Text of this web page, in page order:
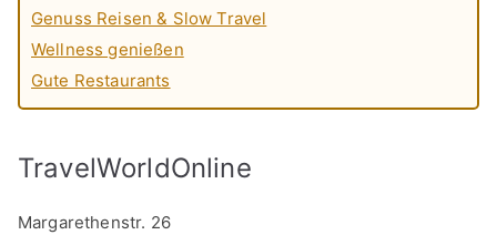
Genuss Reisen & Slow Travel
Wellness genießen
Gute Restaurants
TravelWorldOnline
Margarethenstr. 26